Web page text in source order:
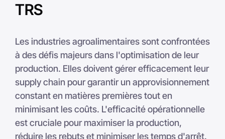
TRS
Les industries agroalimentaires sont confrontées
à des défis majeurs dans l'optimisation de leur
production. Elles doivent gérer efficacement leur
supply chain pour garantir un approvisionnement
constant en matières premières tout en
minimisant les coûts. L'efficacité opérationnelle
est cruciale pour maximiser la production,
réduire les rebuts et minimiser les temps d'arrêt.